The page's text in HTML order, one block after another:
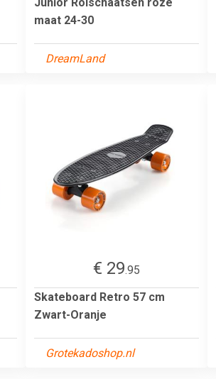
maat 24-30
DreamLand
€ 29.95
Skateboard Retro 57 cm
Zwart-Oranje
Grotekadoshop.nl